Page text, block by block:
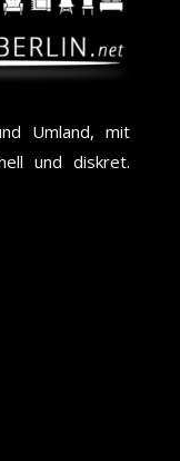
Umland, mit
und diskret.